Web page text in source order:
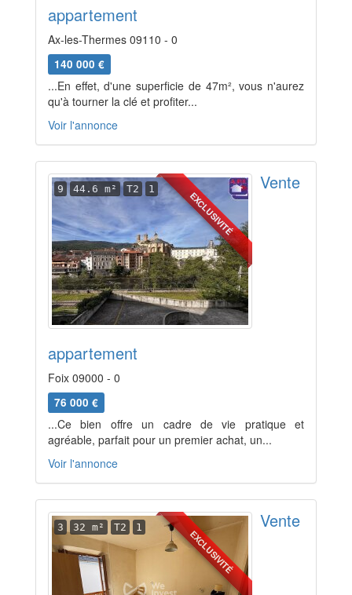
appartement
Ax-les-Thermes 09110 - 0
140 000 €
...En effet, d'une superficie de 47m², vous n'aurez
qu'à tourner la clé et profiter...
Voir l'annonce
EXCLUSIVITÉ
9 44.6 m² T2 1 Vente
appartement
Foix 09000 - 0
76 000 €
...Ce bien offre un cadre de vie pratique et
agréable, parfait pour un premier achat, un...
Voir l'annonce
EXCLUSIVITÉ
3 32 m² T2 1 Vente